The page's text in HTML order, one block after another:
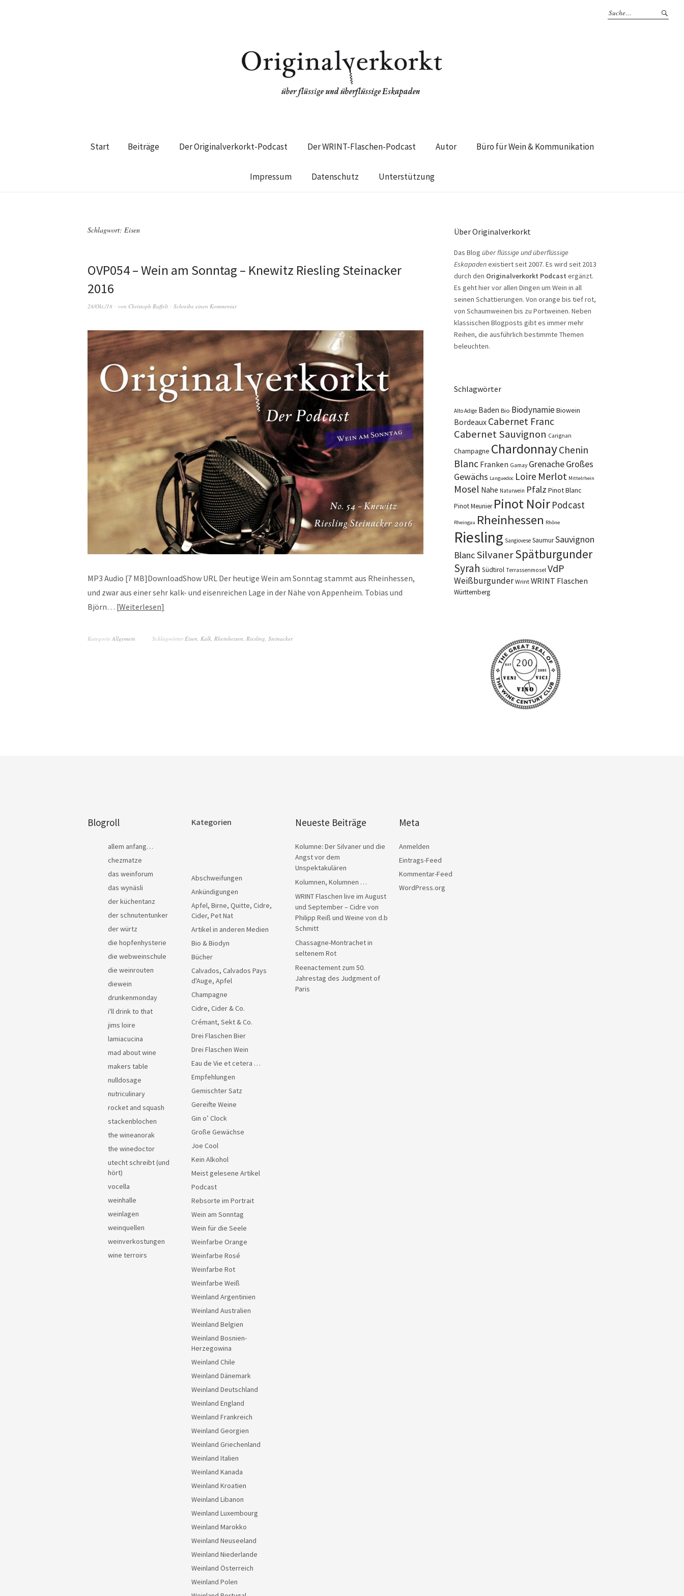
Start Beiträge Der Originalverkorkt-Podcast Der WRINT-Flaschen-Podcast Autor Büro für Wein & Kommunikation
Impressum Datenschutz Unterstützung
Schlagwort: Eisen
OVP054 – Wein am Sonntag – Knewitz Riesling Steinacker
2016
28/Okt./18 von Christoph Raffelt Schreibe einen Kommentar
MP3 Audio [7 MB]DownloadShow URL Der heutige Wein am Sonntag stammt aus Rheinhessen,
und zwar aus einer sehr kalk- und eisenreichen Lage in der Nähe von Appenheim. Tobias und
Björn… Weiterlesen
Kategorie Allgemein SchlagwörterEisen, Kalk, Rheinhessen, Riesling, Steinacker
Über Originalverkorkt
Das Blog über flüssige und überflüssige
Eskapadenexistiert seit 2007. Es wird seit 2013
durch den Originalverkorkt Podcast ergänzt.
Es geht hier vor allen Dingen um Wein in all
seinen Schattierungen. Von orange bis tief rot,
von Schaumweinen bis zu Portweinen. Neben
klassischen Blogposts gibt es immer mehr
Reihen, die ausführlich bestimmte Themen
beleuchten.
Schlagwörter
Alto Adige Baden Bio BiodynamieBiowein
Bordeaux Cabernet Franc
Cabernet Sauvignon Carignan
Champagne ChardonnayChenin
Blanc Franken Gamay GrenacheGroßes
Gewächs Languedoc Loire Merlot Mittelrhein
Mosel Nahe Naturwein Pfalz Pinot Blanc
Pinot Meunier Pinot Noir Podcast
Rheingau Rheinhessen Rhône
Riesling Sangiovese SaumurSauvignon
BlancSilvanerSpätburgunder
Syrah Südtirol Terrassenmosel VdP
Weißburgunder Wrint WRINT Flaschen
Württemberg
Blogroll
allem anfang…
chezmatze
das weinforum
das wynäsli
der küchentanz
der schnutentunker
der würtz
die hopfenhysterie
die webweinschule
die weinrouten
diewein
drunkenmonday
i'll drink to that
jims loire
lamiacucina
mad about wine
makers table
nulldosage
nutriculinary
rocket and squash
stackenblochen
the wineanorak
the winedoctor
utecht schreibt (und
hört)
vocella
weinhalle
weinlagen
weinquellen
weinverkostungen
wine terroirs
Kategorien
Abschweifungen
Ankündigungen
Apfel, Birne, Quitte, Cidre,
Cider, Pet Nat
Artikel in anderen Medien
Bio & Biodyn
Bücher
Calvados, Calvados Pays
d'Auge, Apfel
Champagne
Cidre, Cider & Co.
Crémant, Sekt & Co.
Drei Flaschen Bier
Drei Flaschen Wein
Eau de Vie et cetera …
Empfehlungen
Gemischter Satz
Gereifte Weine
Gin o’ Clock
Große Gewächse
Joe Cool
Kein Alkohol
Meist gelesene Artikel
Podcast
Rebsorte im Portrait
Wein am Sonntag
Wein für die Seele
Weinfarbe Orange
Weinfarbe Rosé
Weinfarbe Rot
Weinfarbe Weiß
Weinland Argentinien
Weinland Australien
Weinland Belgien
Weinland Bosnien-
Herzegowina
Weinland Chile
Weinland Dänemark
Weinland Deutschland
Weinland England
Weinland Frankreich
Weinland Georgien
Weinland Griechenland
Weinland Italien
Weinland Kanada
Weinland Kroatien
Weinland Libanon
Weinland Luxembourg
Weinland Marokko
Weinland Neuseeland
Weinland Niederlande
Weinland Österreich
Weinland Polen
Neueste Beiträge
Kolumne: Der Silvaner und die
Angst vor dem
Unspektakulären
Kolumnen, Kolumnen …
WRINT Flaschen live im August
und September – Cidre von
Philipp Reiß und Weine von d.b
Schmitt
Chassagne-Montrachet in
seltenem Rot
Reenactement zum 50.
Jahrestag des Judgment of
Paris
Meta
Anmelden
Eintrags-Feed
Kommentar-Feed
WordPress.org